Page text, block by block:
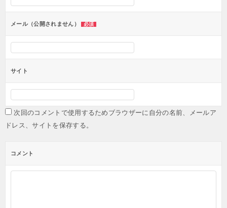
ン
メール（公開されません） 必須
サイト
次回のコメントで使用するためブラウザーに自分の名前、メールア
ドレス、サイトを保存する。
コメント